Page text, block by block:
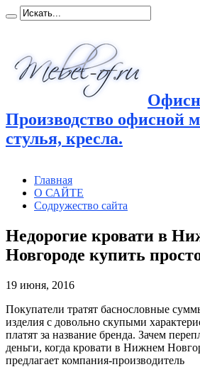
Производство офисной
стулья, кресла.
Главная
О САЙТЕ
Содружество сайта
Недорогие кровати в
Новгороде купить
19 июня, 2016
Покупатели тратят баснословные
изделия с довольно скупыми
платят за название бренда. Зачем
деньги, когда кровати в Нижнем
предлагает компания-производитель